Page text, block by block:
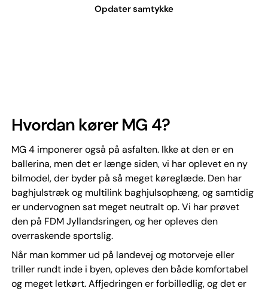
Opdater samtykke
Hvordan kører MG 4?
MG 4 imponerer også på asfalten. Ikke at den er en
ballerina, men det er længe siden, vi har oplevet en ny
bilmodel, der byder på så meget køreglæde. Den har
baghjulstræk og multilink baghjulsophæng, og samtidig
er undervognen sat meget neutralt op. Vi har prøvet
den på FDM Jyllandsringen, og her opleves den
overraskende sportslig.
Når man kommer ud på landevej og motorveje eller
triller rundt inde i byen, opleves den både komfortabel
og meget letkørt. Affjedringen er forbilledlig, og det er